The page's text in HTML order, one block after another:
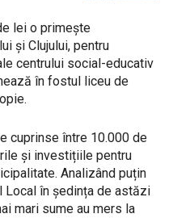
lei o primește
și Clujului, pentru
centrului social-educativ
în fostul liceu de
cuprinse între 10.000 de
și investițiile pentru
Analizând puțin
Local în ședința de astăzi
mari sume au mers la